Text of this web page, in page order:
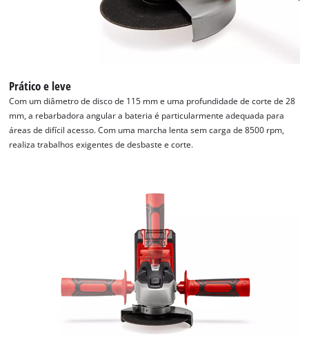
Prático e leve
Com um diâmetro de disco de 115 mm e uma profundidade de corte de 28
mm, a rebarbadora angular a bateria é particularmente adequada para
áreas de difícil acesso. Com uma marcha lenta sem carga de 8500 rpm,
realiza trabalhos exigentes de desbaste e corte.